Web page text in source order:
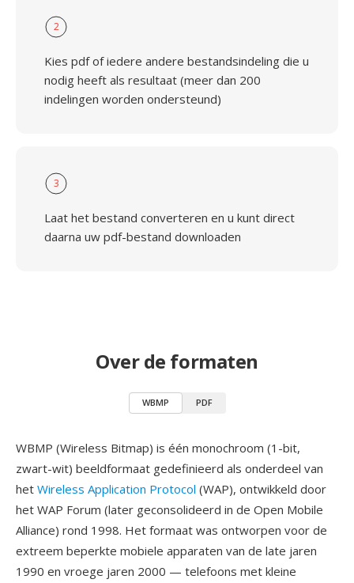
2
Kies pdf of iedere andere bestandsindeling die u
nodig heeft als resultaat (meer dan 200
indelingen worden ondersteund)
3
Laat het bestand converteren en u kunt direct
daarna uw pdf-bestand downloaden
Over de formaten
WBMP PDF
WBMP (Wireless Bitmap) is één monochroom (1-bit,
zwart-wit) beeldformaat gedefinieerd als onderdeel van
het Wireless Application Protocol (WAP), ontwikkeld door
het WAP Forum (later geconsolideerd in de Open Mobile
Alliance) rond 1998. Het formaat was ontworpen voor de
extreem beperkte mobiele apparaten van de late jaren
1990 en vroege jaren 2000 — telefoons met kleine